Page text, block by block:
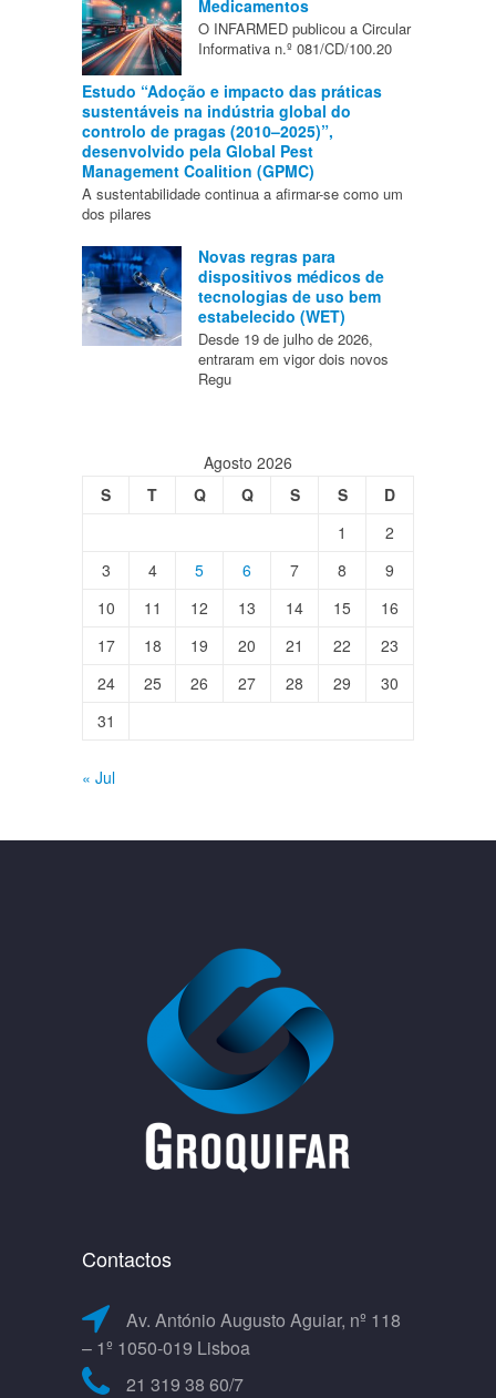
Medicamentos
O INFARMED publicou a Circular
Informativa n.º 081/CD/100.20
Estudo “Adoção e impacto das práticas
sustentáveis na indústria global do
controlo de pragas (2010–2025)”,
desenvolvido pela Global Pest
Management Coalition (GPMC)
A sustentabilidade continua a afirmar-se como um
dos pilares
Novas regras para
dispositivos médicos de
tecnologias de uso bem
estabelecido (WET)
Desde 19 de julho de 2026,
entraram em vigor dois novos
Regu
Agosto 2026
S
T Q Q S S
D
1
2
3
4 5 6 7 8
9
10
11 12 13 14 15
16
17
18 19 20 21 22
23
24
25 26 27 28 29
30
31
« Jul
Contactos
Av. António Augusto Aguiar, nº 118
– 1º 1050-019 Lisboa
21 319 38 60/7